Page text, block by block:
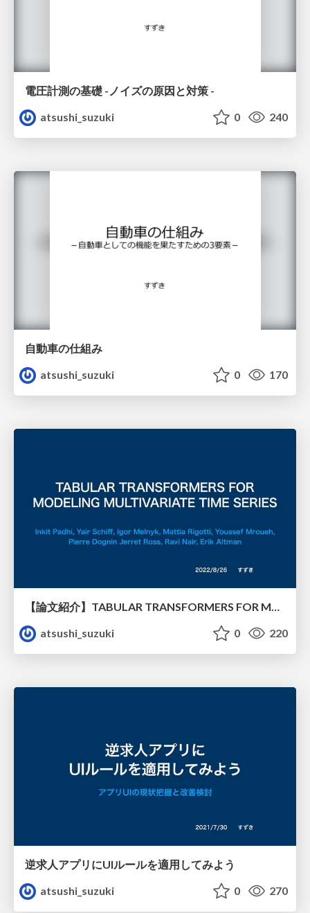
電圧計測の基礎 -ノイズの原因と対策 -
atsushi_suzuki
0 240
自動車の仕組み
atsushi_suzuki
0 170
【論文紹介】TABULAR TRANSFORMERS FOR MODELING MULTIVARIATE TIME SERIES
atsushi_suzuki
0 220
逆求人アプリにUIルールを適用してみよう
atsushi_suzuki
0 270